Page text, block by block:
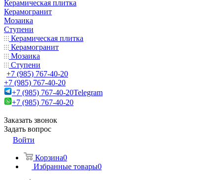
Керамическая плитка
Керамогранит
Мозаика
Ступени
Керамическая плитка
Керамогранит
Мозаика
Ступени
+7 (985) 767-40-20
+7 (985) 767-40-20
+7 (985) 767-40-20Telegram
+7 (985) 767-40-20
Заказать звонок
Задать вопрос
Войти
Корзина0
Избранные товары0